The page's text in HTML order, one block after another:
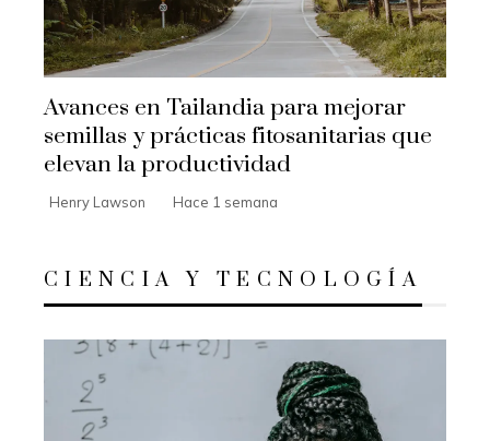
Avances en Tailandia para mejorar
semillas y prácticas fitosanitarias que
elevan la productividad
Henry Lawson Hace 1 semana
CIENCIA Y TECNOLOGÍA